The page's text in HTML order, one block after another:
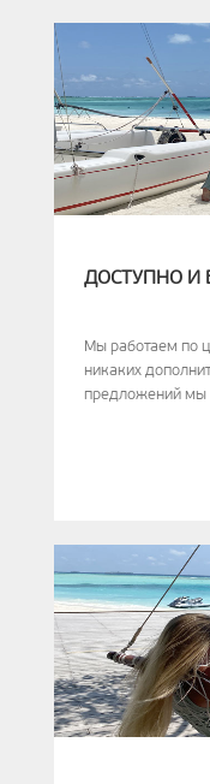
ДОСТУПНО И
Мы работаем по
никаких
предложений мы